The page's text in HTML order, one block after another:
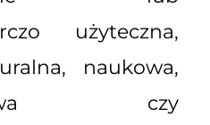
użyteczna,
naukowa,
czy